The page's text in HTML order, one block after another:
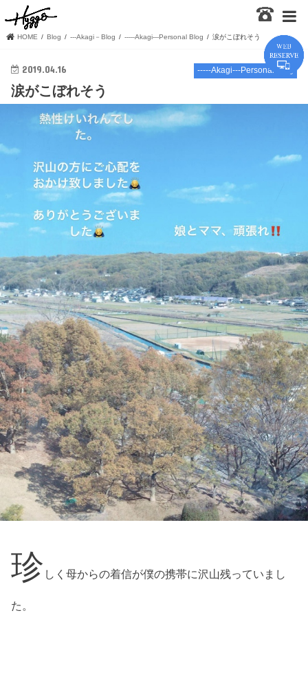
HOME Blog ---Akagi－Blog -----Akagi---Personal Blog 涙がこぼれそう
-----Akagi---Personal Blog
2019.04.16
涙がこぼれそう
珍 しく母からの着信が僕の携帯に沢山残っていまし
た。